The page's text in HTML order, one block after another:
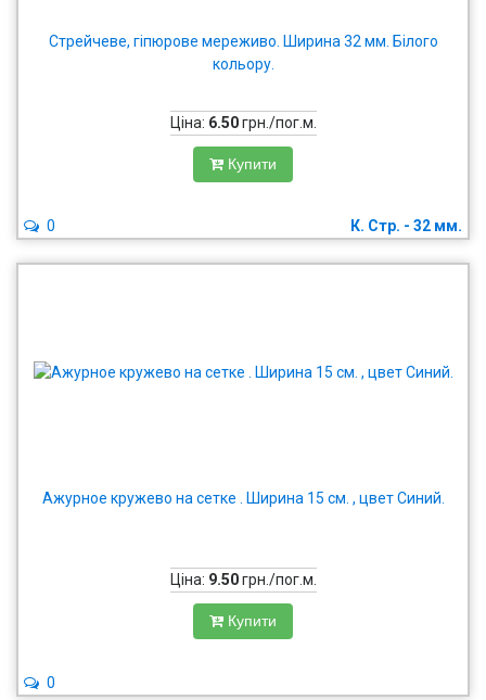
Стрейчеве, гіпюрове мереживо. Ширина 32 мм. Білого
кольору.
Ціна: 6.50грн./пог.м.
Купити
К. Стр. - 32 мм.
0
Ажурное кружево на сетке . Ширина 15 см. , цвет Синий.
Ціна: 9.50грн./пог.м.
Купити
0